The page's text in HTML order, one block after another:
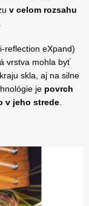
v celom rozsahu
reflection eXpand)
vrstva mohla byť
skla, aj na silne
je povrch
v jeho strede.